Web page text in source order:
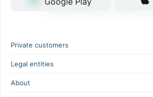
Private customers
Legal entities
About